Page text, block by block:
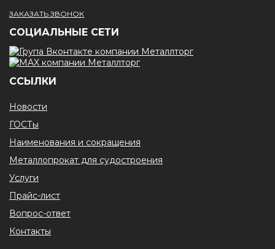
ЗАКАЗАТЬ ЗВОНОК
CОЦИАЛЬНЫЕ СЕТИ
ССЫЛКИ
Новости
ГОСТы
Наименования и сокращения
Металлопрокат для судостроения
Услуги
Прайс-лист
Вопрос-ответ
Контакты